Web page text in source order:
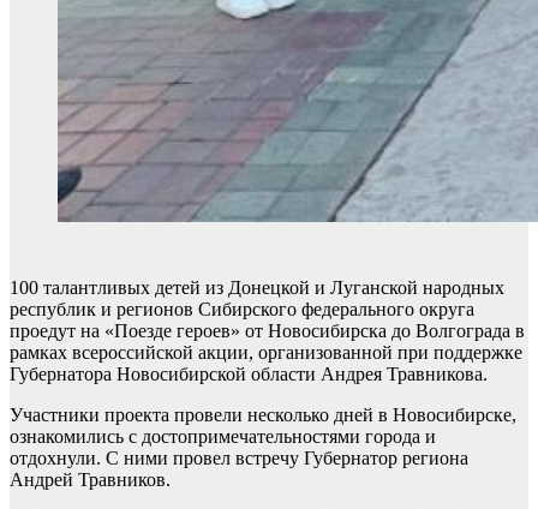
100 талантливых детей из Донецкой и Луганской народных
республик и регионов Сибирского федерального округа
проедут на «Поезде героев» от Новосибирска до Волгограда в
рамках всероссийской акции, организованной при поддержке
Губернатора Новосибирской области Андрея Травникова.
Участники проекта провели несколько дней в Новосибирске,
ознакомились с достопримечательностями города и
отдохнули. С ними провел встречу Губернатор региона
Андрей Травников.